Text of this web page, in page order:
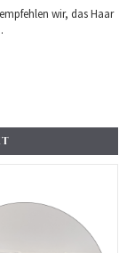
wir, das Haar